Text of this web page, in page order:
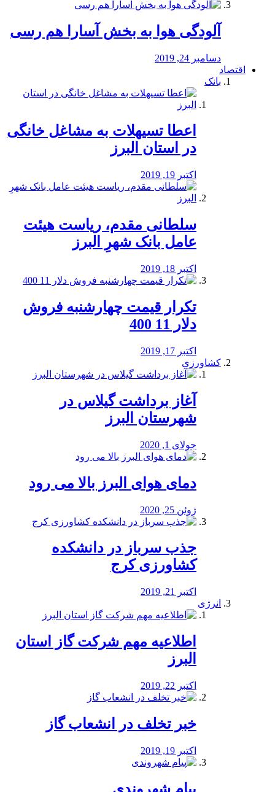
آلودگی هوا به بخش آسارا هم رسی
دسامبر 24, 2019
اقتصاد
بانک
️اعطا تسیهلات به مشاغل خانگی
در استان البرز
اکتبر 19, 2019
سلطانی مقدم، ریاست هیئت
عامل بانک شهرِ البرز
اکتبر 18, 2019
تکرار قیمت چهارشنبه فروش
دلار 11 400
اکتبر 17, 2019
کشاورزی
آغاز برداشت گیلاس در
شهرستان البرز
جولای 1, 2020
دمای هوای البرز بالا می رود
ژوئن 25, 2020
جذب سرباز در دانشکده
کشاورزی کرج
اکتبر 21, 2019
انرژی
️اطلاعیه مهم شرکت گاز استان
البرز
اکتبر 22, 2019
خبر تخلف در انشعاب گاز
اکتبر 19, 2019